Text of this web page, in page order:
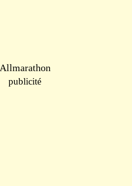
Allmarathon
publicité